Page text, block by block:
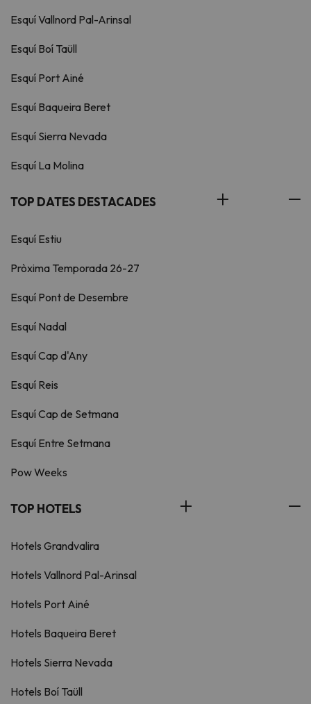
Esquí Vallnord Pal-Arinsal
Esquí Boí Taüll
Esquí Port Ainé
Esquí Baqueira Beret
Esquí Sierra Nevada
Esquí La Molina
TOP DATES DESTACADES
Esquí Estiu
Pròxima Temporada 26-27
Esquí Pont de Desembre
Esquí Nadal
Esquí Cap d'Any
Esquí Reis
Esquí Cap de Setmana
Esquí Entre Setmana
Pow Weeks
TOP HOTELS
Hotels Grandvalira
Hotels Vallnord Pal-Arinsal
Hotels Port Ainé
Hotels Baqueira Beret
Hotels Sierra Nevada
Hotels Boí Taüll